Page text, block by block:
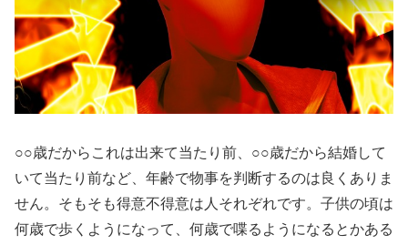
○○歳だからこれは出来て当たり前、○○歳だから結婚して
いて当たり前など、年齢で物事を判断するのは良くありま
せん。そもそも得意不得意は人それぞれです。子供の頃は
何歳で歩くようになって、何歳で喋るようになるとかある